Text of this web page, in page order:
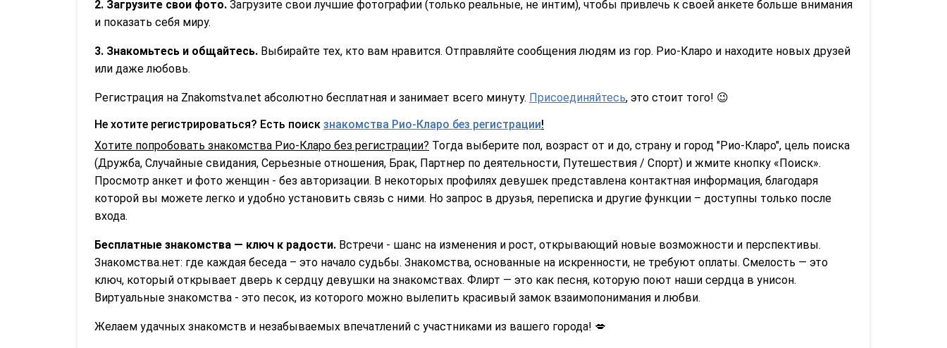
2. Загрузите свои фото. Загрузите свои лучшие фотографии (только реальные, не интим), чтобы привлечь к своей анкете больше внимания
и показать себя миру.
3. Знакомьтесь и общайтесь. Выбирайте тех, кто вам нравится. Отправляйте сообщения людям из гор. Рио-Кларо и находите новых друзей
или даже любовь.
Регистрация на Znakomstva.net абсолютно бесплатная и занимает всего минуту. Присоединяйтесь, это стоит того! 😉
Не хотите регистрироваться? Есть поиск знакомства Рио-Кларо без регистрации!
Хотите попробовать знакомства Рио-Кларо без регистрации? Тогда выберите пол, возраст от и до, страну и город "Рио-Кларо", цель поиска
(Дружба, Случайные свидания, Серьезные отношения, Брак, Партнер по деятельности, Путешествия / Спорт) и жмите кнопку «Поиск».
Просмотр анкет и фото женщин - без авторизации. В некоторых профилях девушек представлена контактная информация, благодаря
которой вы можете легко и удобно установить связь с ними. Но запрос в друзья, переписка и другие функции – доступны только после
входа.
Бесплатные знакомства — ключ к радости. Встречи - шанс на изменения и рост, открывающий новые возможности и перспективы.
Знакомства.нет: где каждая беседа – это начало судьбы. Знакомства, основанные на искренности, не требуют оплаты. Смелость — это
ключ, который открывает дверь к сердцу девушки на знакомствах. Флирт — это как песня, которую поют наши сердца в унисон.
Виртуальные знакомства - это песок, из которого можно вылепить красивый замок взаимопонимания и любви.
Желаем удачных знакомств и незабываемых впечатлений с участниками из вашего города! 💋